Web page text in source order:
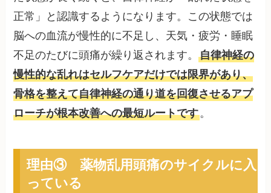
正常」と認識するようになります。この状態では
脳への血流が慢性的に不足し、天気・疲労・睡眠
不足のたびに頭痛が繰り返されます。自律神経の
慢性的な乱れはセルフケアだけでは限界があり、
骨格を整えて自律神経の通り道を回復させるアプ
ローチが根本改善への最短ルートです。
理由③ 薬物乱用頭痛のサイクルに入
っている